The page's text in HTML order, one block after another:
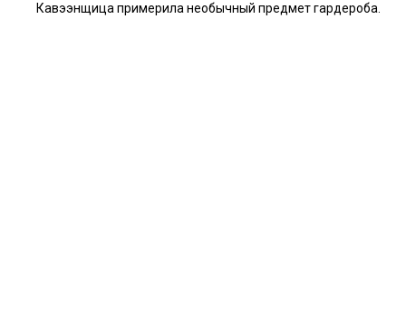
Кавээнщица примерила необычный предмет гардероба.